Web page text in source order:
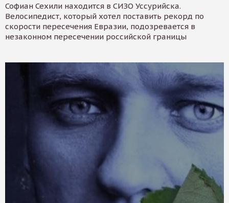
Софиан Сехили находится в СИЗО Уссурийска.
Велосипедист, который хотел поставить рекорд по
скорости пересечения Евразии, подозревается в
незаконном пересечении российской границы